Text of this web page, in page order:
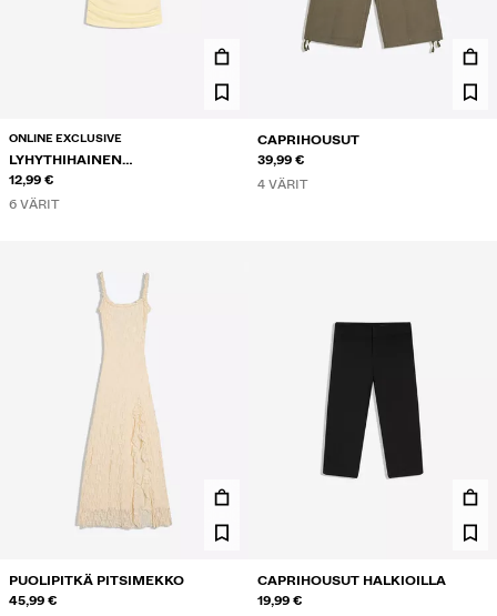
ONLINE EXCLUSIVE
LYHYTHIHAINEN
EPÄSYMMETRINEN T-PAITA
12,99 €
6 VÄRIT
CAPRIHOUSUT
39,99 €
4 VÄRIT
PUOLIPITKÄ PITSIMEKKO
45,99 €
CAPRIHOUSUT HALKIOILLA
19,99 €